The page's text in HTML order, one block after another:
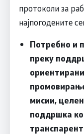
протоколи за
најпогодените
Потребно и
преку
мисии,
поддршка